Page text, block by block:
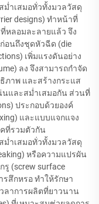
ม่ำเสมอทั่วทั้งมวลวัสดุ
designs) ทำหน้าที่
หลอมละลายแล้ว จึง
อนถึงชุดหัวฉีด (die
เพิ่มแรงดันอย่าง
ลง จึงสามารถกำจัด
ภาพ และสร้างกระแส
และสม่ำเสมอกัน ส่วนที่
ประกอบด้วยองค์
และแบบแจกแจง
ที่รวมตัวกัน
ม่ำเสมอทั่วทั้งมวลวัสดุ
หรือความแปรผัน
(screw surface
สึกหรอ ทำให้รักษา
ลาการผลิตที่ยาวนาน